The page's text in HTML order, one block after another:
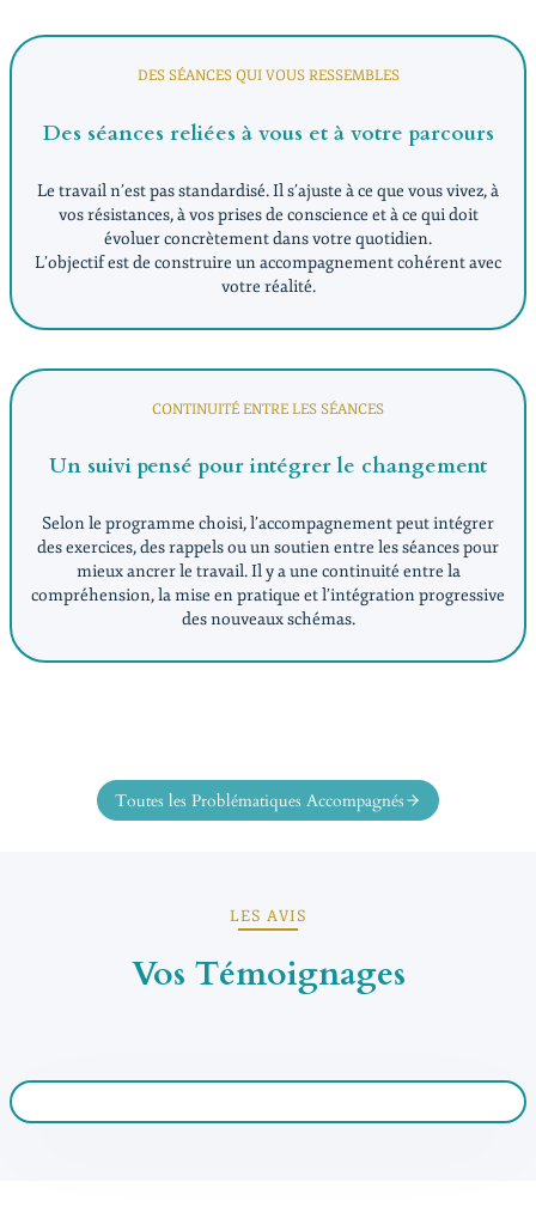
DES SÉANCES QUI VOUS RESSEMBLES
Des séances reliées à vous et à votre parcours
Le travail n’est pas standardisé. Il s’ajuste à ce que vous vivez, à
vos résistances, à vos prises de conscience et à ce qui doit
évoluer concrètement dans votre quotidien.
L’objectif est de construire un accompagnement cohérent avec
votre réalité.
CONTINUITÉ ENTRE LES SÉANCES
Un suivi pensé pour intégrer le changement
Selon le programme choisi, l’accompagnement peut intégrer
des exercices, des rappels ou un soutien entre les séances pour
mieux ancrer le travail. Il y a une continuité entre la
compréhension, la mise en pratique et l’intégration progressive
des nouveaux schémas.
Toutes les Problématiques Accompagnés
LES AVIS
Vos Témoignages